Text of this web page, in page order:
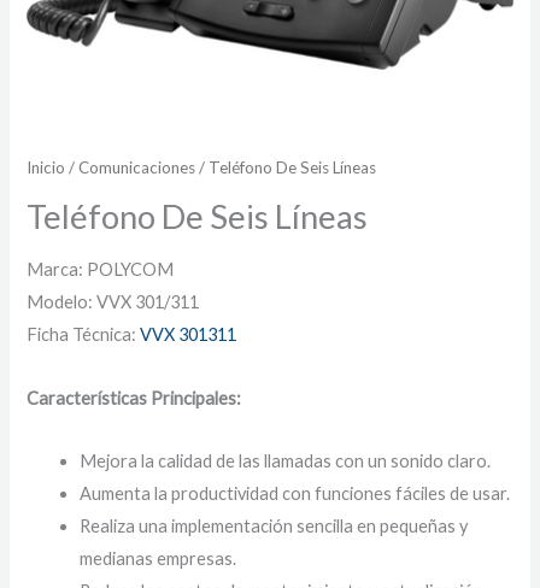
Inicio / Comunicaciones/ Teléfono De Seis Líneas
Teléfono De Seis Líneas
Marca: POLYCOM
Modelo: VVX 301/311
Ficha Técnica:VVX 301311
Características Principales:
Mejora la calidad de las llamadas con un sonido claro.
Aumenta la productividad con funciones fáciles de usar.
Realiza una implementación sencilla en pequeñas y
medianas empresas.